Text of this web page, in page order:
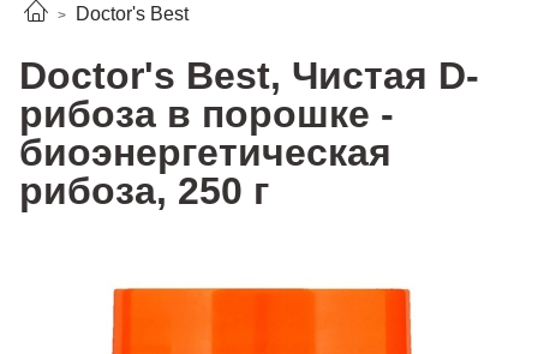
Doctor's Best
Doctor's Best, Чистая D-
рибоза в порошке -
биоэнергетическая
рибоза, 250 г